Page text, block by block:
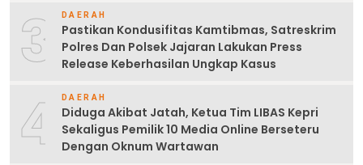
3 DAERAH
Pastikan Kondusifitas Kamtibmas, Satreskrim
Polres Dan Polsek Jajaran Lakukan Press
Release Keberhasilan Ungkap Kasus
4 DAERAH
Diduga Akibat Jatah, Ketua Tim LIBAS Kepri
Sekaligus Pemilik 10 Media Online Berseteru
Dengan Oknum Wartawan